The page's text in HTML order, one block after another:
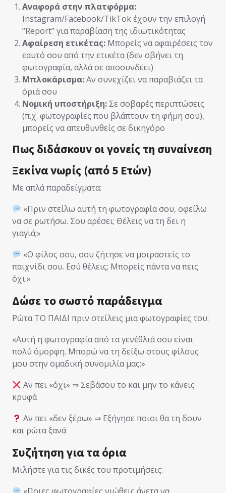
Αναφορά στην πλατφόρμα:
Instagram/Facebook/TikTok έχουν την επιλογή
“Report” για παραβίαση της ιδιωτικότητας
Αφαίρεση ετικέτας: Μπορείς να αφαιρέσεις τον
εαυτό σου από την ετικέτα (δεν σβήνει τη
φωτογραφία, αλλά σε αποσυνδέει)
Μπλοκάρισμα:Αν συνεχίζει να παραβιάζει τα
όριά σου
Νομική υποστήριξη: Σε σοβαρές περιπτώσεις
(π.χ. φωτογραφίες που βλάπτουν τη φήμη σου),
μπορείς να απευθυνθείς σε δικηγόρο
Πως διδάσκουν οι γονείς τη συναίνεση
Ξεκίνα νωρίς (από 5 Ετών)
Με απλά παραδείγματα:
«Πριν στείλω αυτή τη φωτογραφία σου, οφείλω
να σε ρωτήσω. Σου αρέσει; Θέλεις να τη δει η
γιαγιά;»
«Ο φίλος σου, σου ζήτησε να μοιραστείς το
παιχνίδι σου. Εσύ θέλεις; Μπορείς πάντα να πεις
όχι.»
Δώσε το σωστό παράδειγμα
Ρώτα ΤΟ ΠΑΙΔΙ πριν στείλεις μια φωτογραφίες του:
«Αυτή η φωτογραφία από τα γενέθλιά σου είναι
πολύ όμορφη. Μπορώ να τη δείξω στους φίλους
μου στην ομαδική συνομιλία μας;»
Αν πει «όχι» ⇒ Σεβάσου το και μην το κάνεις
κρυφά
Αν πει «δεν ξέρω» ⇒ Εξήγησε ποιοι θα τη δουν
και ρώτα ξανά
Συζήτηση για τα όρια
Μιλήστε για τις δικές του προτιμήσεις: